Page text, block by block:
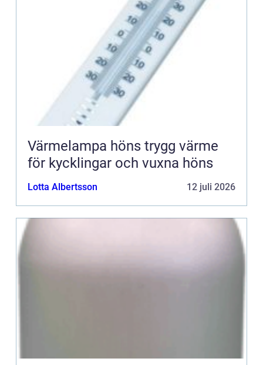
Värmelampa höns trygg värme
för kycklingar och vuxna höns
Lotta Albertsson 12 juli 2026